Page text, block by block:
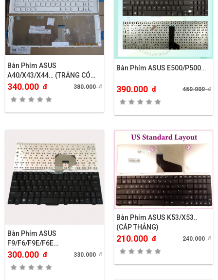
Bàn Phím ASUS
A40/X43/X44… (TRẮNG CÓ
KHUNG)
340.000 đ 380.000đ
Bàn Phím ASUS E500/P500…
390.000 đ 450.000đ
Bàn Phím ASUS
F9/F6/F9E/F6E…
300.000 đ 330.000đ
Bàn Phím ASUS K53/X53..
(CÁP THẲNG)
210.000 đ 240.000đ